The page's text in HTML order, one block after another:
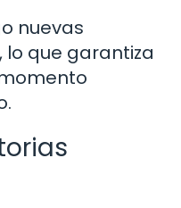
nuevas
que garantiza